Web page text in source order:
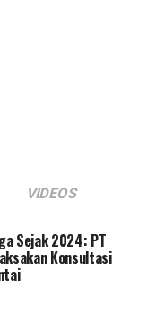
VIDEOS
Sejak 2024: PT
Konsultasi